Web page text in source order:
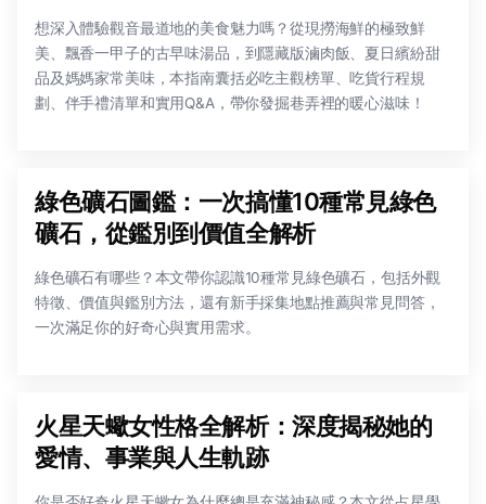
想深入體驗觀音最道地的美食魅力嗎？從現撈海鮮的極致鮮
美、飄香一甲子的古早味湯品，到隱藏版滷肉飯、夏日繽紛甜
品及媽媽家常美味，本指南囊括必吃主觀榜單、吃貨行程規
劃、伴手禮清單和實用Q&A，帶你發掘巷弄裡的暖心滋味！
綠色礦石圖鑑：一次搞懂10種常見綠色
礦石，從鑑別到價值全解析
綠色礦石有哪些？本文帶你認識10種常見綠色礦石，包括外觀
特徵、價值與鑑別方法，還有新手採集地點推薦與常見問答，
一次滿足你的好奇心與實用需求。
火星天蠍女性格全解析：深度揭秘她的
愛情、事業與人生軌跡